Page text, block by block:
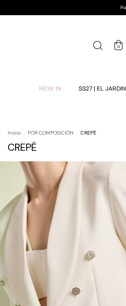
cuotas sin interés | 10% de descuento pagando
0
NEW IN SS27 | EL
Inicio . POR COMPOSICIÓN . CREPÉ
CREPÉ